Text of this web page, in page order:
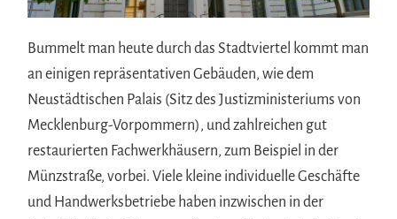
Bummelt man heute durch das Stadtviertel kommt man
an einigen repräsentativen Gebäuden, wie dem
Neustädtischen Palais (Sitz des Justizministeriums von
Mecklenburg-Vorpommern), und zahlreichen gut
restaurierten Fachwerkhäusern, zum Beispiel in der
Münzstraße, vorbei. Viele kleine individuelle Geschäfte
und Handwerksbetriebe haben inzwischen in der